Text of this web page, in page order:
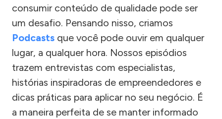
consumir conteúdo de qualidade pode ser
um desafio. Pensando nisso, criamos
Podcasts que você pode ouvir em qualquer
lugar, a qualquer hora. Nossos episódios
trazem entrevistas com especialistas,
histórias inspiradoras de empreendedores e
dicas práticas para aplicar no seu negócio. É
a maneira perfeita de se manter informado